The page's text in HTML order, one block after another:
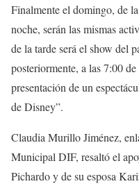
Finalmente el domingo, de
noche, serán las mismas
de la tarde será el show del
posteriormente, a las 7:00
presentación de un
de Disney”.
Claudia Murillo Jiménez,
Municipal DIF, resaltó el
Pichardo y de su esposa